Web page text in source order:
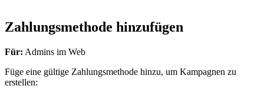
Zahlungsmethode hinzufügen
Für: Admins im Web
Füge eine gültige Zahlungsmethode hinzu, um Kampagnen zu
erstellen: